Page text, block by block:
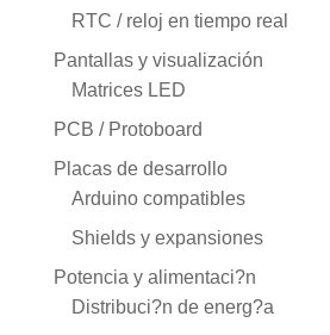
RTC / reloj en tiempo real
Pantallas y visualización
Matrices LED
PCB / Protoboard
Placas de desarrollo
Arduino compatibles
Shields y expansiones
Potencia y alimentaci?n
Distribuci?n de energ?a